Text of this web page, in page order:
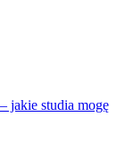
jakie studia mogę